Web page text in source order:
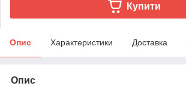
Купити
Опис Характеристики Доставка
Опис